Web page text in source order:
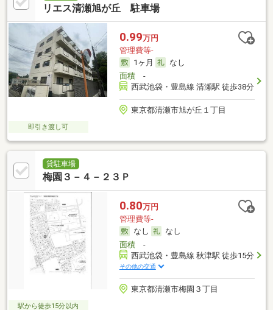
リエス清瀬旭が丘 駐車場
0.99万円
管理費等-
1ヶ月
なし
面積-
西武池袋・豊島線 清瀬駅 徒歩38分
東京都清瀬市旭が丘１丁目
即引き渡し可
貸駐車場
梅園３－４－２３Ｐ
0.80万円
管理費等-
なし
なし
面積-
西武池袋・豊島線 秋津駅 徒歩15分
その他の交通
東京都清瀬市梅園３丁目
駅から徒歩15分以内